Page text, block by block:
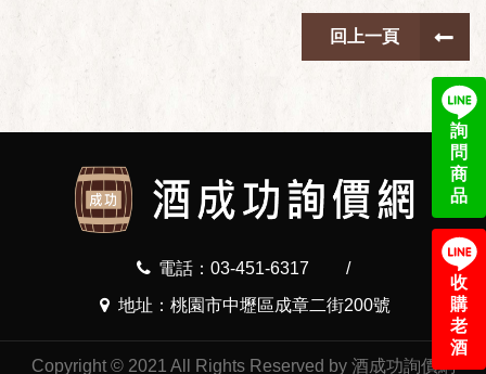
詢
問
商
品
收
購
老
酒
回上一頁
電話：03-451-6317
/
地址：桃園市中壢區成章二街200號
Copyright © 2021 All Rights Reserved by 酒成功詢價網